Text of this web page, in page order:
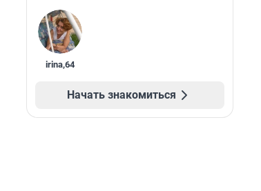
irina,64
Начать знакомиться